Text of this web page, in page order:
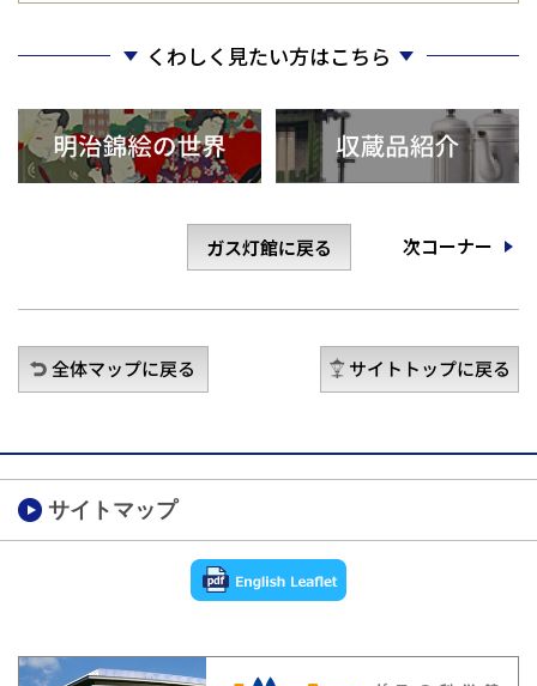
くわしく見たい方はこちら
次コーナー
ガス灯館に戻る
サイトマップ